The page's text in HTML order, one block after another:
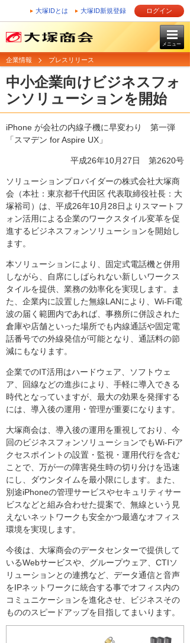
大塚IDとは 大塚ID新規登録 ログイン
メニュー
企業情報 プレスリリース
中小企業向けビジネスフォ
ンソリューションを開始
iPhone が会社の内線子機に早変わり 第一弾
「スマデン for Aspire UX」
平成26年10月27日 第2620号
ソリューションプロバイダーの株式会社大塚商
会（本社：東京都千代田区 代表取締役社長：大
塚裕司）は、平成26年10月28日よりスマートフ
ォン活用による企業のワークスタイル変革を促
進するビジネスフォンソリューションを開始し
ます。
本ソリューションにより、固定式電話機と併用
しながら、自席にしばられない新しいワークス
タイルを提供、業務の効率化を実現します。ま
た、企業内に設置した無線LANにより、Wi-Fi電
波の届く範囲内であれば、事務所に併設された
倉庫や店舗といった場所でも内線通話や固定電
話番号での外線発信が可能となり、通話料の節
減にもなります。
企業でのIT活用はハードウェア、ソフトウェ
ア、回線などの進歩により、手軽に導入できる
時代となっていますが、最大の効果を発揮する
には、導入後の運用・管理が重要になります。
大塚商会は、導入後の運用を重視しており、今
回のビジネスフォンソリューションでもWi-Fiア
クセスポイントの設置・監視・運用代行を含む
ことで、万が一の障害発生時の切り分けを迅速
にし、ダウンタイムを最小限にします。また、
別途iPhoneの管理サービスやセキュリティサー
ビスなどと組み合わせた提案で、無線という見
えないネットワークも安全かつ最適なオフィス
環境を実現します。
今後は、大塚商会のデータセンターで提供して
いるWebサービスや、グループウェア、CTIソ
リューションとの連携など、データ通信と音声
をIPネットワークに統合する事でオフィス内の
コミュニケーションを進化させ、ビジネスその
もののスピードアップを目指してまいります。